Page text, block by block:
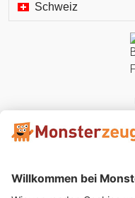
Schweiz